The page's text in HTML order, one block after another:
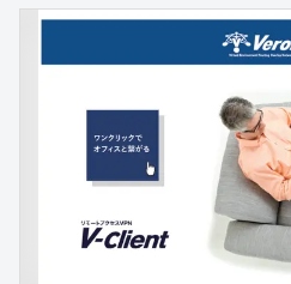
は、沖縄県石垣市の導入事例を
内スペースでも効率的なサーバ
ためのポイントをご紹介します